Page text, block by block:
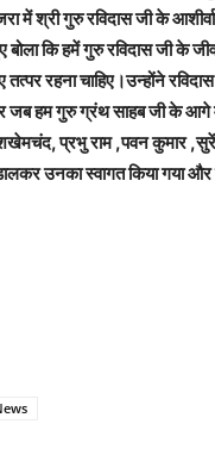
में श्री गुरु रविदास जी के
बोला कि हमें गुरु रविदास जी के
रहना चाहिए।उन्होंने
जब हम गुरु ग्रंथ साहब जी के आगे
प्रभु राम ,पवन कुमार
डालकर उनका स्वागत किया